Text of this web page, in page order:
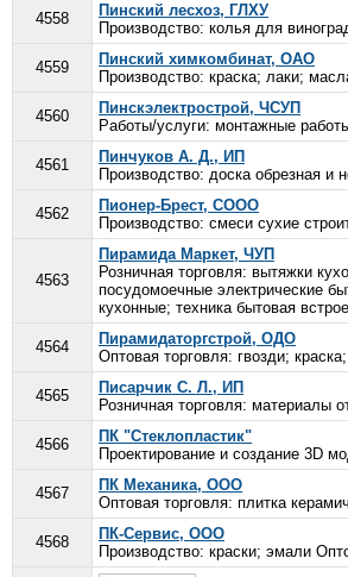
4558
Пинский лесхоз, ГЛХУ
Производство: колья для
4559
Пинский химкомбинат, ОАО
Производство: краска; лаки;
4560
Пинскэлектрострой, ЧСУП
Работы/услуги: монтажные
4561
Пинчуков А. Д., ИП
Производство: доска обрезная и
4562
Пионер-Брест, СООО
Производство: смеси сухие
4563
Пирамида Маркет, ЧУП
Розничная торговля: вытяжки
посудомоечные электрические
кухонные; техника бытовая
4564
Пирамидаторгстрой, ОДО
Оптовая торговля: гвозди;
4565
Писарчик С. Л., ИП
Розничная торговля: материалы
4566
ПК "Стеклопластик"
Проектирование и создание 3D
4567
ПК Механика, ООО
Оптовая торговля: плитка
4568
ПК-Сервис, ООО
Производство: краски; эмали